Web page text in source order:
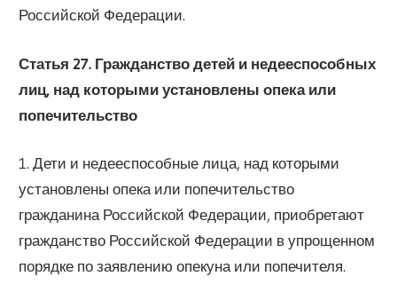
Российской Федерации.
Статья 27. Гражданство детей и недееспособных
лиц, над которыми установлены опека или
попечительство
1. Дети и недееспособные лица, над которыми
установлены опека или попечительство
гражданина Российской Федерации, приобретают
гражданство Российской Федерации в упрощенном
порядке по заявлению опекуна или попечителя.